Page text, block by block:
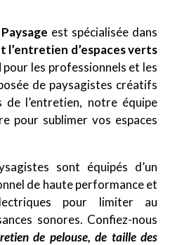
est spécialisée dans
l’entretien d’espaces verts
pour les professionnels et les
de paysagistes créatifs
de l’entretien, notre équipe
pour sublimer vos espaces
sont équipés d’un
de haute performance et
pour limiter au
sonores. Confiez-nous
de pelouse, de taille des